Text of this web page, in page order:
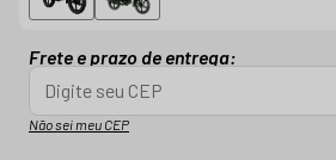
Frete e prazo de entrega:
Não sei meu CEP